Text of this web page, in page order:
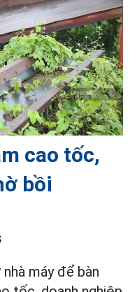
cao tốc,
bồi
máy để bàn